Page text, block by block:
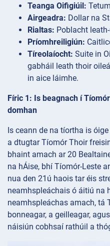
Teanga Oifigiúil:
Airgeadra: Dollar na
Rialtas: Poblacht
Príomhreiligiún:
Tíreolaíocht: Suite in
gabháil leath thoir
in aice láimhe.
Fíric 1: Is beagnach í
domhan
Is ceann de na tíortha is
a dtugtar Tíomór Thoir
bhaint amach ar 20
na hÁise, bhí Tíomór-Leste
nua den 21ú haois tar éis
neamhspleáchais ó áitiú na
neamhspleáchas amach, tá
bonneagar, a geilleagar,
náisiún cobhsaí rathúil a